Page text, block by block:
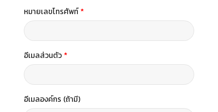
หมายเลขโทรศัพท์*
อีเมลส่วนตัว *
อีเมลองค์กร (ถ้ามี)